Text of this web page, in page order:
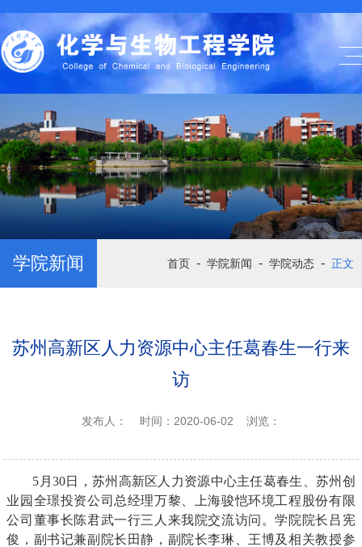
学院新闻 首页 - 学院新闻 - 学院动态 - 正文
苏州高新区人力资源中心主任葛春生一行来
访
发布人： 时间：2020-06-02 浏览：
5月30日，苏州高新区人力资源中心主任葛春生、苏州创
业园全璟投资公司总经理万黎、上海骏恺环境工程股份有限
公司董事长陈君武一行三人来我院交流访问。学院院长吕宪
俊，副书记兼副院长田静，副院长李琳、王博及相关教授参